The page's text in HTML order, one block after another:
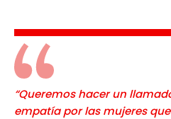
“Queremos hacer un
empatía por las mujeres